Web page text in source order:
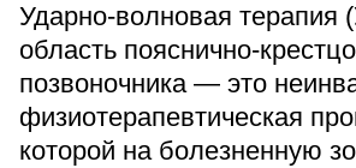
+7 (4742) 55-55-43
Санаторий-
«Парус»
Ударно-волновая терапия
область пояснично-
позвоночника — это
физиотерапевтическая
которой на болезненную